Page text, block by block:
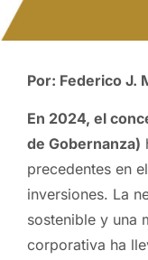
Por: Federico J.
En 2024, el
de Gobernanza)
precedentes en
inversiones. La
sostenible y una
corporativa ha